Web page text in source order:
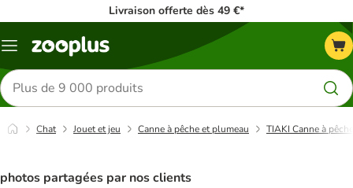
Livraison offerte dès 49 €*
Menu
Rechercher
des
produits
Chat Jouet et jeu Canne à pêche et plumeau TIAKI Canne à
photos partagées par nos clients